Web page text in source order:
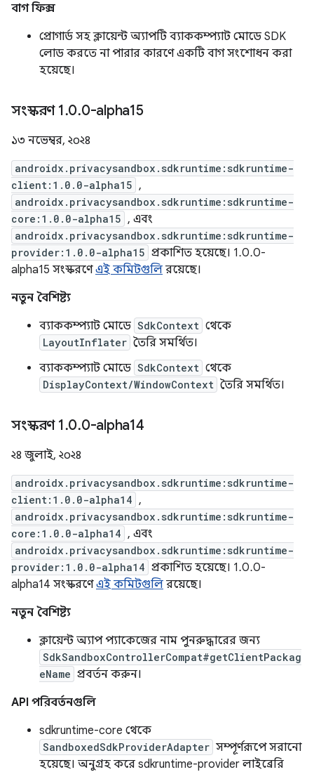
বাগ ফিক্স
প্রোগার্ড সহ ক্লায়েন্ট অ্যাপটি ব্যাককম্প্যাট মোডে SDK
লোড করতে না পারার কারণে একটি বাগ সংশোধন করা
হয়েছে।
সংস্করণ 1.0.0-alpha15
১৩ নভেম্বর, ২০২৪
androidx.privacysandbox.sdkruntime:sdkruntime-
client:1.0.0-alpha15 ,
androidx.privacysandbox.sdkruntime:sdkruntime-
core:1.0.0-alpha15 , এবং
androidx.privacysandbox.sdkruntime:sdkruntime-
provider:1.0.0-alpha15 প্রকাশিত হয়েছে। 1.0.0-
alpha15 সংস্করণেএই কমিটগুলি রয়েছে।
নতুন বৈশিষ্ট্য
ব্যাককম্প্যাট মোডে SdkContext থেকে
LayoutInflater তৈরি সমর্থিত।
ব্যাককম্প্যাট মোডে SdkContext থেকে
DisplayContext/WindowContext তৈরি সমর্থিত।
সংস্করণ 1.0.0-alpha14
২৪ জুলাই, ২০২৪
androidx.privacysandbox.sdkruntime:sdkruntime-
client:1.0.0-alpha14 ,
androidx.privacysandbox.sdkruntime:sdkruntime-
core:1.0.0-alpha14 , এবং
androidx.privacysandbox.sdkruntime:sdkruntime-
provider:1.0.0-alpha14 প্রকাশিত হয়েছে। 1.0.0-
alpha14 সংস্করণেএই কমিটগুলি রয়েছে।
নতুন বৈশিষ্ট্য
ক্লায়েন্ট অ্যাপ প্যাকেজের নাম পুনরুদ্ধারের জন্য
SdkSandboxControllerCompat#getClientPackag
eName প্রবর্তন করুন।
API পরিবর্তনগুলি
sdkruntime-core থেকে
SandboxedSdkProviderAdapter সম্পূর্ণরূপে সরানো
হয়েছে। অনুগ্রহ করে sdkruntime-provider লাইব্রেরি